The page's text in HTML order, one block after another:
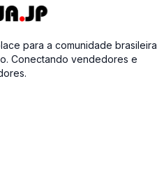
para a comunidade brasileira
Conectando vendedores e